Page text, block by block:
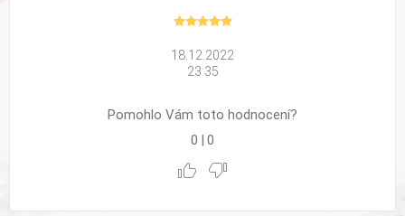
18.12.2022
23:35
Pomohlo Vám toto hodnocení?
0 | 0